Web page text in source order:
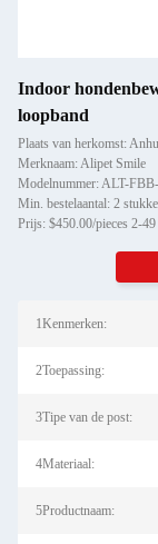
Indoor
loopband
Plaats van herkomst:
Merknaam: Alipet Smile
Modelnummer: ALT-
Min. bestelaantal: 2
Prijs: $450.00/pieces 2-49
1Kenmerken:
2Toepassing:
3Tipe van de post:
4Materiaal:
5Productnaam: